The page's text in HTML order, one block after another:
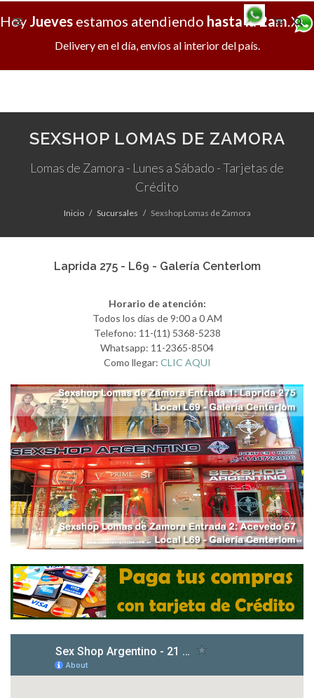
X
Hoy Jueves estamos atendiendo hasta la 2am.
Delivery en el día, envíos al interior del país.
SEXSHOP LOMAS DE ZAMORA
Lomas de Zamora - Lunes a Sábado - Tarjetas de
Crédito
Inicio Sucursales Sexshop Lomas de Zamora
Laprida 275 - L69 - Galería Centerlom
Horario de atención:
Todos los días de 9:00 a 0 AM
Telefono: 11-(11) 5368-5238
Whatsapp: 11-2365-8504
Como llegar: CLIC AQUI